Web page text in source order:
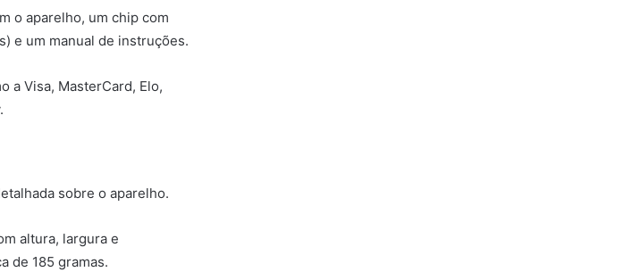
o aparelho, um chip com
e um manual de instruções.
a Visa, MasterCard, Elo,
sobre o aparelho.
altura, largura e
de 185 gramas.